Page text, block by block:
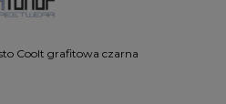
Coolt grafitowa czarna